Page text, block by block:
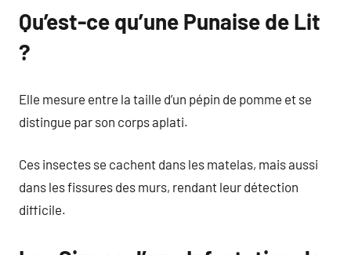
Qu’est-ce qu’une Punaise de Lit
?
Elle mesure entre la taille d’un pépin de pomme et se
distingue par son corps aplati.
Ces insectes se cachent dans les matelas, mais aussi
dans les fissures des murs, rendant leur détection
difficile.